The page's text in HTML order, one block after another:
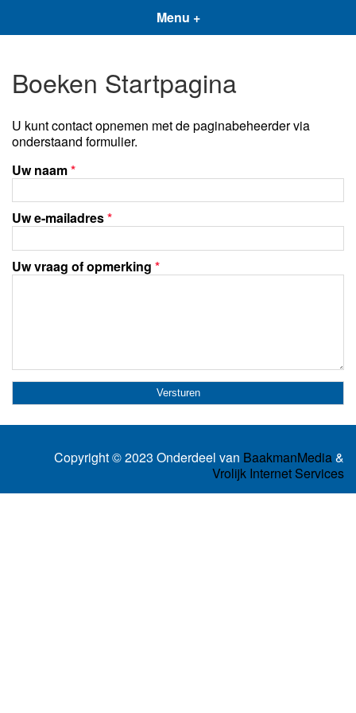
Menu +
Boeken Startpagina
U kunt contact opnemen met de paginabeheerder via
onderstaand formulier.
Uw naam*
Uw e-mailadres*
Uw vraag of opmerking *
Copyright © 2023 Onderdeel van BaakmanMedia&
Vrolijk Internet Services